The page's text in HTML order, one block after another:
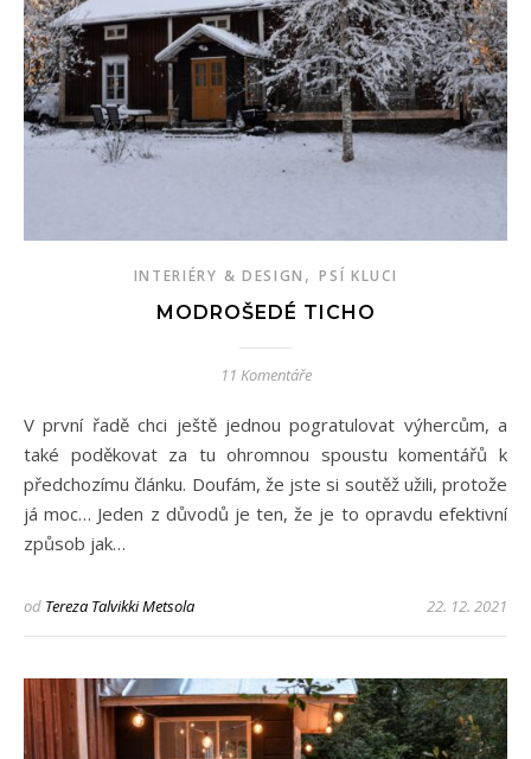
INTERIÉRY & DESIGN ,PSÍ KLUCI
MODROŠEDÉ TICHO
11 Komentáře
V první řadě chci ještě jednou pogratulovat výhercům, a
také poděkovat za tu ohromnou spoustu komentářů k
předchozímu článku. Doufám, že jste si soutěž užili, protože
já moc… Jeden z důvodů je ten, že je to opravdu efektivní
způsob jak…
od Tereza Talvikki Metsola 22. 12. 2021